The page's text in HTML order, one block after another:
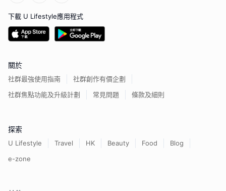
下載 U Lifestyle應用程式
關於
社群最強使用指南
社群創作有價企劃
社群焦點功能及升級計劃
常見問題 條款及細則
探索
U Lifestyle Travel HK Beauty Food
Blog
e-zone